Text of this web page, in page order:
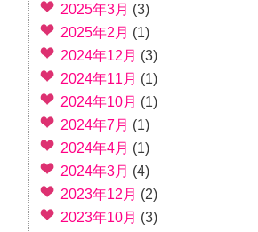
2025年3月 (3)
2025年2月 (1)
2024年12月 (3)
2024年11月 (1)
2024年10月 (1)
2024年7月 (1)
2024年4月 (1)
2024年3月 (4)
2023年12月 (2)
2023年10月 (3)